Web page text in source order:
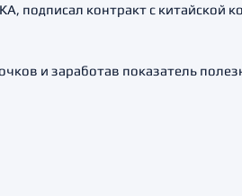
подписал контракт с китайской
и заработав показатель